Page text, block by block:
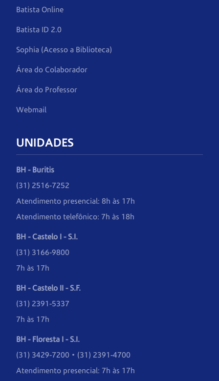
Batista Online
Batista ID 2.0
Sophia (Acesso a Biblioteca)
Área do Colaborador
Área do Professor
Webmail
UNIDADES
BH - Buritis
(31) 2516-7252
Atendimento presencial: 8h às 17h
Atendimento telefônico: 7h às 18h
BH - Castelo I - S.I.
(31) 3166-9800
7h às 17h
BH - Castelo II - S.F.
(31) 2391-5337
7h às 17h
BH - Floresta I - S.I.
(31) 3429-7200 • (31) 2391-4700
Atendimento presencial: 7h às 17h